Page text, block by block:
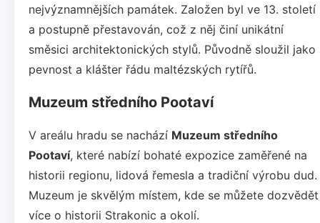
nejvýznamnějších památek. Založen byl ve 13. století
a postupně přestavován, což z něj činí unikátní
směsici architektonických stylů. Původně sloužil jako
pevnost a klášter řádu maltézských rytířů.
Muzeum středního Pootaví
V areálu hradu se nachází Muzeum středního
Pootaví, které nabízí bohaté expozice zaměřené na
historii regionu, lidová řemesla a tradiční výrobu dud.
Muzeum je skvělým místem, kde se můžete dozvědět
více o historii Strakonic a okolí.